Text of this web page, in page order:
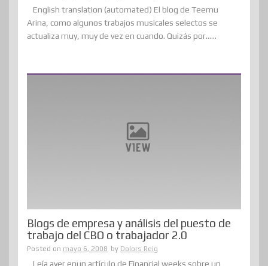
English translation (automated) El blog de Teemu
Arina, como algunos trabajos musicales selectos se
actualiza muy, muy de vez en cuando. Quizás por......
Blogs de empresa y análisis del puesto de
trabajo del CBO o trabajador 2.0
Posted on mayo 6, 2008 by Dolors Reig
Leía ayer enun artículo de Financial weeks sobre un